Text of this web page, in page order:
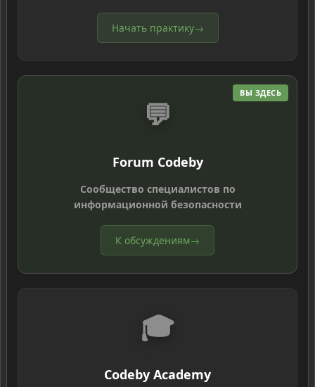
Начать практику→
ВЫ ЗДЕСЬ
💬
Forum Codeby
Сообщество специалистов по
информационной безопасности
К обсуждениям→
🎓
Codeby Academy